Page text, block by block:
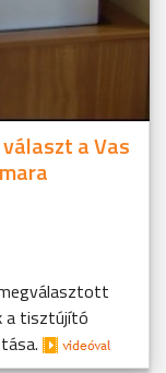
a Vas
a tisztújító